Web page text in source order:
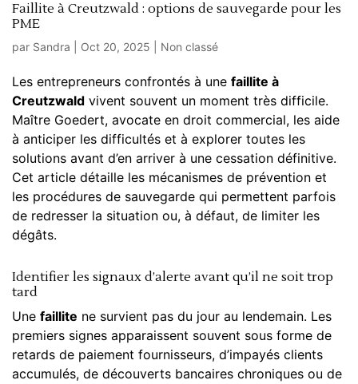
Faillite à Creutzwald : options de sauvegarde pour les
PME
par Sandra Oct 20, 2025 Non classé
Les entrepreneurs confrontés à une faillite à
Creutzwald vivent souvent un moment très difficile.
Maître Goedert, avocate en droit commercial, les aide
à anticiper les difficultés et à explorer toutes les
solutions avant d’en arriver à une cessation définitive.
Cet article détaille les mécanismes de prévention et
les procédures de sauvegarde qui permettent parfois
de redresser la situation ou, à défaut, de limiter les
dégâts.
Identifier les signaux d’alerte avant qu’il ne soit trop
tard
Une faillite ne survient pas du jour au lendemain. Les
premiers signes apparaissent souvent sous forme de
retards de paiement fournisseurs, d’impayés clients
accumulés, de découverts bancaires chroniques ou de